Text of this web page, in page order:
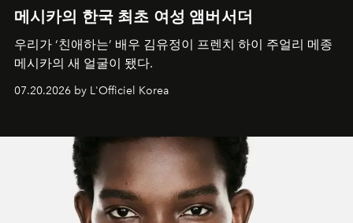
메시카의 한국 최초 여성 앰버서더
우리가 ‘친애하는’ 배우 김유정이 프렌치 하이 주얼리 메종
메시카의 새 얼굴이 됐다.
07.20.2026 by L'Officiel Korea